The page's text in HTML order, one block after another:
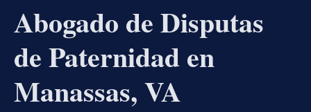
Abogado de Disputas
de Paternidad en
Manassas, VA